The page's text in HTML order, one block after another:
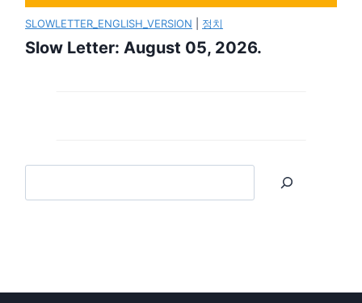
SLOWLETTER_ENGLISH_VERSION 정치
Slow Letter: August 05, 2026.